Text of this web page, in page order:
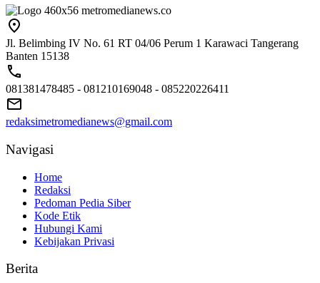
Jl. Belimbing IV No. 61 RT 04/06 Perum 1 Karawaci Tangerang
Banten 15138
081381478485 - 081210169048 - 085220226411
redaksimetromedianews@gmail.com
Navigasi
Home
Redaksi
Pedoman Pedia Siber
Kode Etik
Hubungi Kami
Kebijakan Privasi
Berita